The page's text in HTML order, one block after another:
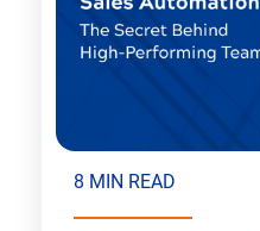
8 MIN READ